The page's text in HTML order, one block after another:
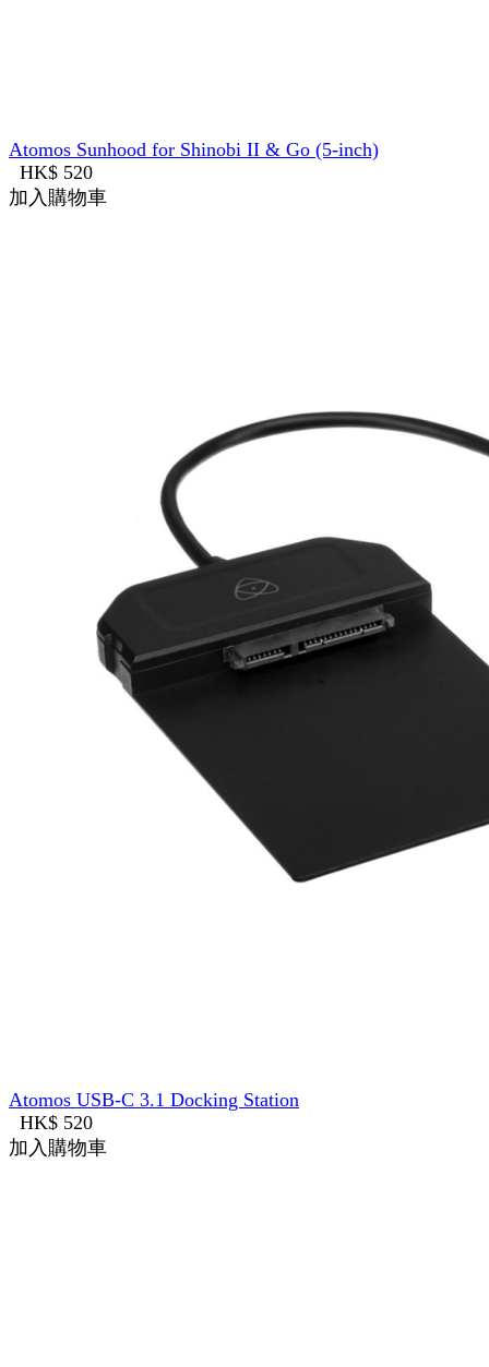
Atomos Sunhood for Shinobi II & Go (5-inch)
HK$ 520
加入購物車
Atomos USB-C 3.1 Docking Station
HK$ 520
加入購物車